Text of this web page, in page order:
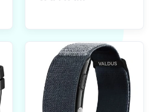
Multiple Sports
Modes Womens
Health
Reminder
Smartwatch